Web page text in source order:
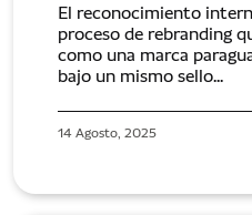
El reconocimiento
proceso de rebranding
como una marca
bajo un mismo sello...
14 Agosto, 2025